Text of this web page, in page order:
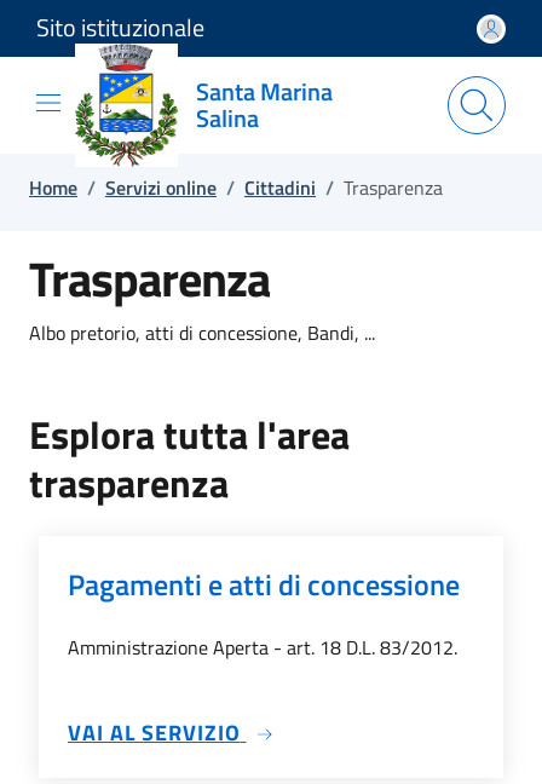
Salta e vai al contenuto
Salta e vai al footer
Sito istituzionale
Santa Marina
Salina
Home / Servizi online / Cittadini / Trasparenza
Trasparenza
Albo pretorio, atti di concessione, Bandi, ...
Esplora tutta l'area
trasparenza
Pagamenti e atti di concessione
Amministrazione Aperta - art. 18 D.L. 83/2012.
VAI AL SERVIZIO SU PAGAMENTI E ATTI DI